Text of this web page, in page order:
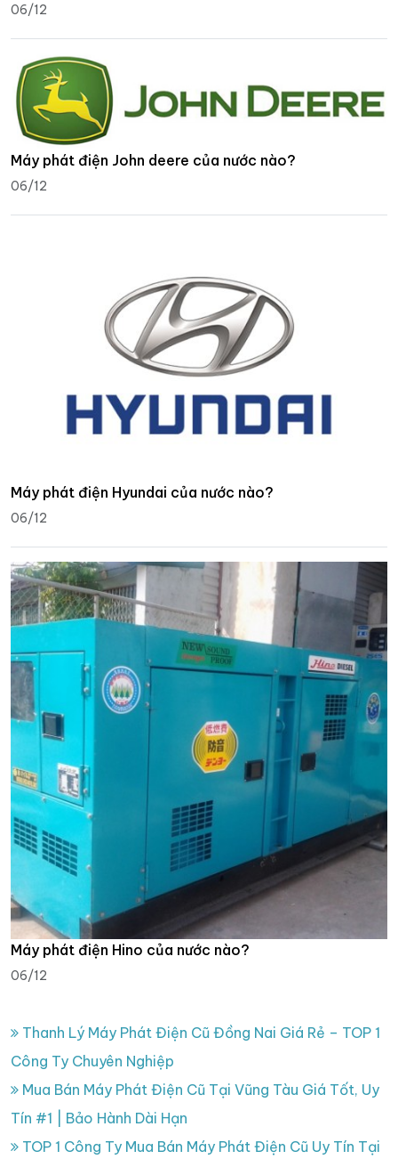
06/12
Máy phát điện John deere của nước nào?
06/12
Máy phát điện Hyundai của nước nào?
06/12
Máy phát điện Hino của nước nào?
06/12
Thanh Lý Máy Phát Điện Cũ Đồng Nai Giá Rẻ – TOP 1
Công Ty Chuyên Nghiệp
Mua Bán Máy Phát Điện Cũ Tại Vũng Tàu Giá Tốt, Uy
Tín #1 | Bảo Hành Dài Hạn
TOP 1 Công Ty Mua Bán Máy Phát Điện Cũ Uy Tín Tại